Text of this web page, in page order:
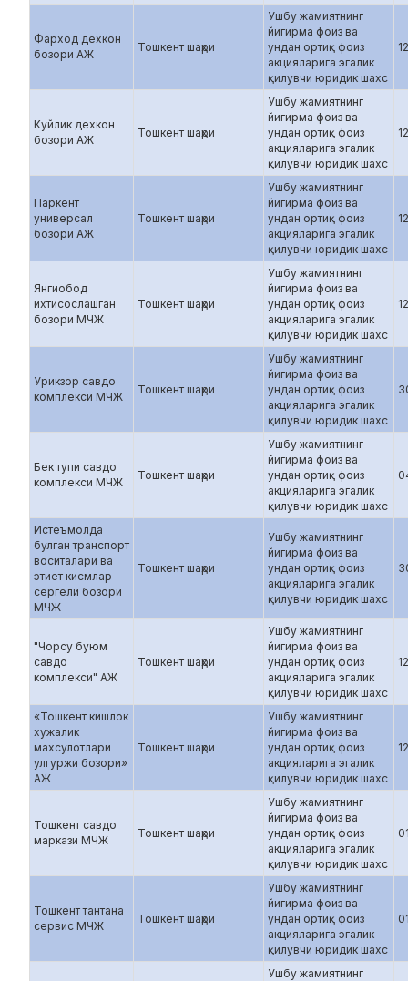
Фарход дехкон
бозори АЖ
Тошкент шаҳри
Ушбу жамиятнинг
йигирма фоиз ва
ундан ортиқ фоиз
акцияларига эгалик
қилувчи юридик шахс
Куйлик дехкон
бозори АЖ
Тошкент шаҳри
Ушбу жамиятнинг
йигирма фоиз ва
ундан ортиқ фоиз
акцияларига эгалик
қилувчи юридик шахс
Паркент
универсал
бозори АЖ
Тошкент шаҳри
Ушбу жамиятнинг
йигирма фоиз ва
ундан ортиқ фоиз
акцияларига эгалик
қилувчи юридик шахс
Янгиобод
ихтисослашган
бозори МЧЖ
Тошкент шаҳри
Ушбу жамиятнинг
йигирма фоиз ва
ундан ортиқ фоиз
акцияларига эгалик
қилувчи юридик шахс
Урикзор савдо
комплекси МЧЖ
Тошкент шаҳри
Ушбу жамиятнинг
йигирма фоиз ва
ундан ортиқ фоиз
акцияларига эгалик
қилувчи юридик шахс
Бек тупи савдо
комплекси МЧЖ
Тошкент шаҳри
Ушбу жамиятнинг
йигирма фоиз ва
ундан ортиқ фоиз
акцияларига эгалик
қилувчи юридик шахс
Истеъмолда
булган транспорт
воситалари ва
этиет кисмлар
сергели бозори
МЧЖ
Тошкент шаҳри
Ушбу жамиятнинг
йигирма фоиз ва
ундан ортиқ фоиз
акцияларига эгалик
қилувчи юридик шахс
"Чорсу буюм
савдо
комплекси" АЖ
Тошкент шаҳри
Ушбу жамиятнинг
йигирма фоиз ва
ундан ортиқ фоиз
акцияларига эгалик
қилувчи юридик шахс
«Тошкент кишлок
хужалик
махсулотлари
улгуржи бозори»
АЖ
Тошкент шаҳри
Ушбу жамиятнинг
йигирма фоиз ва
ундан ортиқ фоиз
акцияларига эгалик
қилувчи юридик шахс
Тошкент савдо
маркази МЧЖ
Тошкент шаҳри
Ушбу жамиятнинг
йигирма фоиз ва
ундан ортиқ фоиз
акцияларига эгалик
қилувчи юридик шахс
Тошкент тантана
сервис МЧЖ
Тошкент шаҳри
Ушбу жамиятнинг
йигирма фоиз ва
ундан ортиқ фоиз
акцияларига эгалик
қилувчи юридик шахс
Ушбу жамиятнинг